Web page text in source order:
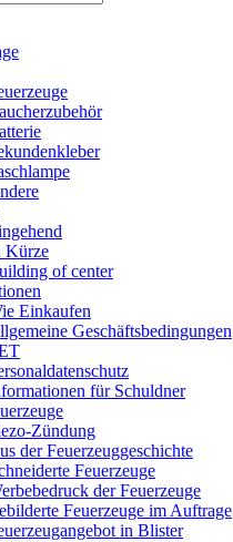
Kürze
of center
Einkaufen
Geschäftsbedingungen
für Schuldner
Zündung
der Feuerzeuggeschichte
Feuerzeuge
der Feuerzeuge
Feuerzeuge im Auftrage
in Blister